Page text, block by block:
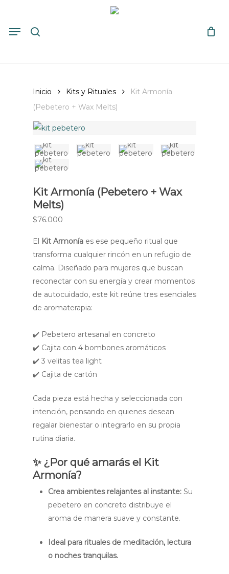
main
Menu Cart
Inicio Kits y Rituales
Kit Armonía
(Pebetero + Wax Melts)
Kit Armonía (Pebetero + Wax
Melts)
$76.000
El Kit Armonía es ese pequeño ritual que
transforma cualquier rincón en un refugio de
calma. Diseñado para mujeres que buscan
reconectar con su energía y crear momentos
de autocuidado, este kit reúne tres esenciales
de aromaterapia:
✔️ Pebetero artesanal en concreto
✔️ Cajita con 4 bombones aromáticos
✔️ 3 velitas tea light
✔️ Cajita de cartón
Cada pieza está hecha y seleccionada con
intención, pensando en quienes desean
regalar bienestar o integrarlo en su propia
rutina diaria.
✨ ¿Por qué amarás el Kit
Armonía?
Crea ambientes relajantes al instante: Su
pebetero en concreto distribuye el
aroma de manera suave y constante.
Ideal para rituales de meditación, lectura
o noches tranquilas.